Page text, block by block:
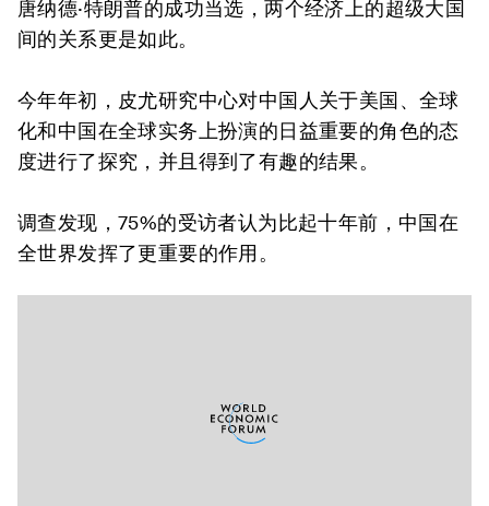
唐纳德·特朗普的成功当选，两个经济上的超级大国
间的关系更是如此。
今年年初，皮尤研究中心对中国人关于美国、全球
化和中国在全球实务上扮演的日益重要的角色的态
度进行了探究，并且得到了有趣的结果。
调查发现，75%的受访者认为比起十年前，中国在
全世界发挥了更重要的作用。